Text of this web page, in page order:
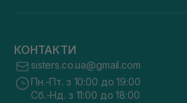
КОНТАКТИ
sisters.co.ua@gmail.com
Пн.-Пт. з 10:00 до 19:00
Сб.-Нд. з 11:00 до 18:00